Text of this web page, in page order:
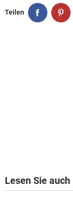
Teilen
Lesen Sie auch